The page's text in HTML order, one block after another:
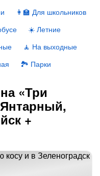
👩‍🏫 Для школьников
☀️ Летние
🧘 На выходные
🏞 Парки
«Три
+